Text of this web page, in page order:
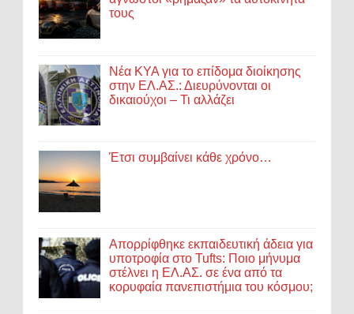
τους
Νέα ΚΥΑ για το επίδομα διοίκησης
στην ΕΛ.ΑΣ.: Διευρύνονται οι
δικαιούχοι – Τι αλλάζει
Έτσι συμβαίνει κάθε χρόνο…
Απορρίφθηκε εκπαιδευτική άδεια για
υποτροφία στο Tufts: Ποιο μήνυμα
στέλνει η ΕΛ.ΑΣ. σε ένα από τα
κορυφαία πανεπιστήμια του κόσμου;